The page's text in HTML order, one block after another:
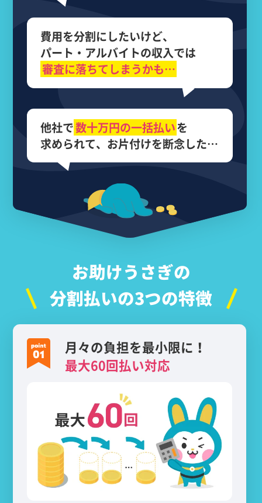
費用を分割にしたいけど、
パート・アルバイトの収入では
審査に落ちてしまうかも…
他社で数十万円の一括払いを
求められて、 お片付けを断念した…
お助けうさぎの
分割払いの3つの特徴
月々の負担を最小限に！
最大60回払い対応